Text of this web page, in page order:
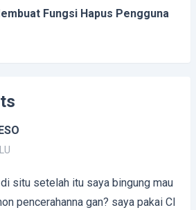
Fungsi Hapus Pengguna
situ setelah itu saya bingung mau
pencerahanna gan? saya pakai CI